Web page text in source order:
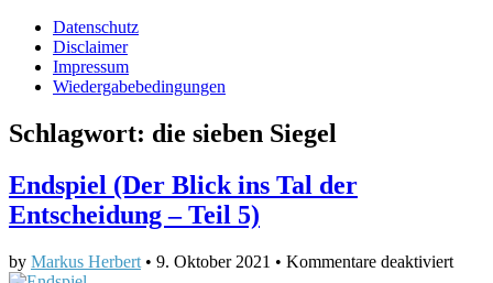
Sub
menu
Datenschutz
Disclaimer
Impressum
Wiedergabebedingungen
Schlagwort: die sieben Siegel
Endspiel (Der Blick ins Tal der
Entscheidung – Teil 5)
by Markus Herbert • 9. Oktober 2021 • Kommentare deaktiviertfür